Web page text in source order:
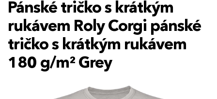
Pánské tričko s krátkým
rukávem Roly Corgi pánské
tričko s krátkým rukávem
180 g/m² Grey